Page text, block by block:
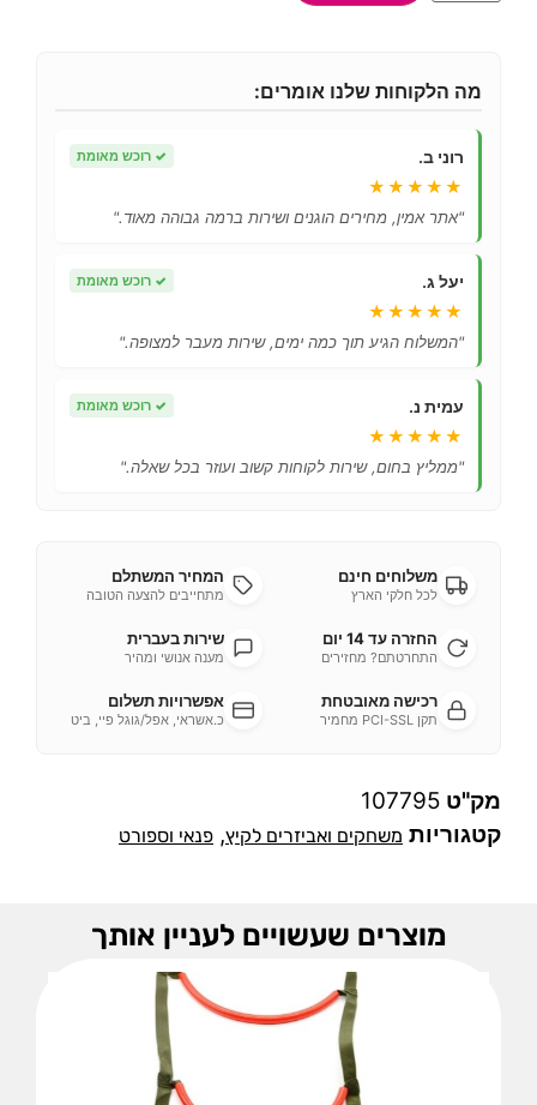
מה הלקוחות שלנו אומרים:
רוני ב. ✓ רוכש מאומת
★★★★★
"אתר אמין, מחירים הוגנים ושירות ברמה גבוהה מאוד."
יעל ג. ✓ רוכש מאומת
★★★★★
"המשלוח הגיע תוך כמה ימים, שירות מעבר למצופה."
עמית נ. ✓ רוכש מאומת
★★★★★
"ממליץ בחום, שירות לקוחות קשוב ועוזר בכל שאלה."
משלוחים חינם
לכל חלקי הארץ
המחיר המשתלם
מתחייבים להצעה הטובה
החזרה עד 14 יום
התחרטתם? מחזירים
שירות בעברית
מענה אנושי ומהיר
רכישה מאובטחת
תקן PCI-SSL מחמיר
אפשרויות תשלום
כ.אשראי, אפל/גוגל פיי, ביט
מק"ט 107795
קטגוריות משחקים ואביזרים לקיץ, פנאי וספורט
מוצרים שעשויים לעניין אותך